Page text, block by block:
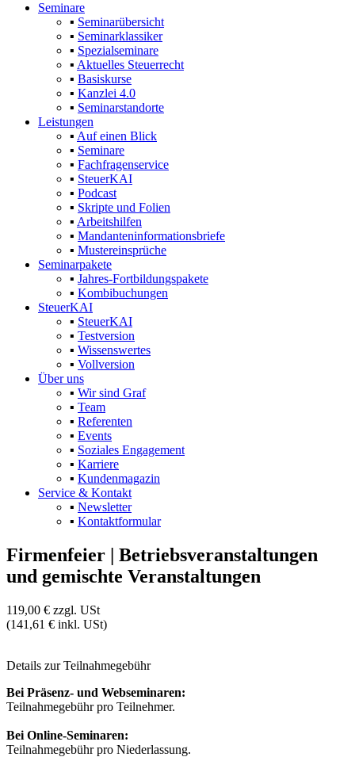
Seminare
▪ Seminarübersicht
▪ Seminarklassiker
▪ Spezialseminare
▪ Aktuelles Steuerrecht
▪ Basiskurse
▪ Kanzlei 4.0
▪ Seminarstandorte
Leistungen
▪ Auf einen Blick
▪ Seminare
▪ Fachfragenservice
▪ SteuerKAI
▪ Podcast
▪ Skripte und Folien
▪ Arbeitshilfen
▪ Mandanteninformationsbriefe
▪ Mustereinsprüche
Seminarpakete
▪ Jahres-Fortbildungspakete
▪ Kombibuchungen
SteuerKAI
▪ SteuerKAI
▪ Testversion
▪ Wissenswertes
▪ Vollversion
Über uns
▪ Wir sind Graf
▪ Team
▪ Referenten
▪ Events
▪ Soziales Engagement
▪ Karriere
▪ Kundenmagazin
Service & Kontakt
▪ Newsletter
▪ Kontaktformular
Firmenfeier | Betriebsveranstaltungen
und gemischte Veranstaltungen
119,00 € zzgl. USt
(141,61 € inkl. USt)
Details zurTeilnahmegebühr
Bei Präsenz- und Webseminaren:
Teilnahmegebühr pro Teilnehmer.
Bei Online-Seminaren:
Teilnahmegebühr pro Niederlassung.